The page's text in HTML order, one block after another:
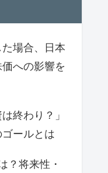
場合、日本
への影響を
終わり？」
ールとは
？将来性・